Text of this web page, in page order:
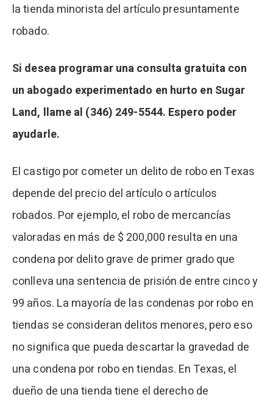
la tienda minorista del artículo presuntamente
robado.
Si desea programar una consulta gratuita con
un abogado experimentado en hurto en Sugar
Land, llame al (346) 249-5544. Espero poder
ayudarle.
El castigo por cometer un delito de robo en Texas
depende del precio del artículo o artículos
robados. Por ejemplo, el robo de mercancías
valoradas en más de $ 200,000 resulta en una
condena por delito grave de primer grado que
conlleva una sentencia de prisión de entre cinco y
99 años. La mayoría de las condenas por robo en
tiendas se consideran delitos menores, pero eso
no significa que pueda descartar la gravedad de
una condena por robo en tiendas. En Texas, el
dueño de una tienda tiene el derecho de